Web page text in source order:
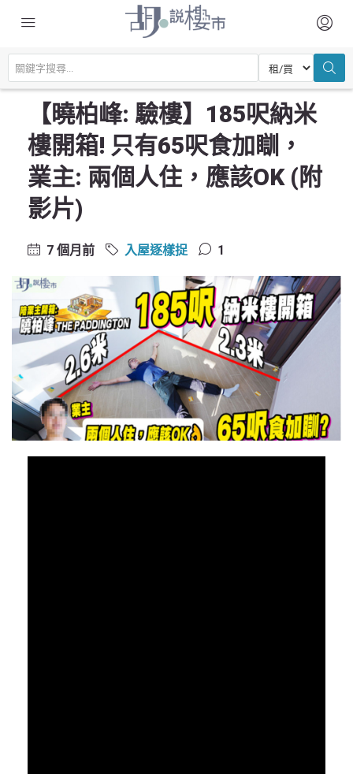
主頁
入屋逐樣捉
【曉柏峰: 驗樓】185呎納米樓開箱! 只有65呎食加瞓，業主: 兩個人住，應
該OK (附影片)
【曉柏峰: 驗樓】185呎納米
樓開箱! 只有65呎食加瞓，
業主: 兩個人住，應該OK (附
影片)
7 個月前 入屋逐樣捉 1